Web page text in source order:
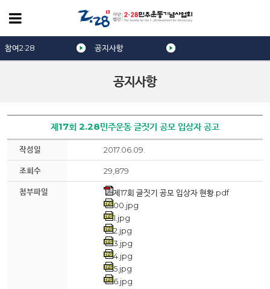
공지사항
참여2·28 공지사항
제17회 2.28민주운동 글짓기 공모 입상자 공고
작성일 2017.06.09.
조회수 29,879
첨부파일
제17회 글짓기 공모 입상자 현황.pdf
00.jpg
1.jpg
2.jpg
3.jpg
4.jpg
5.jpg
6.jpg